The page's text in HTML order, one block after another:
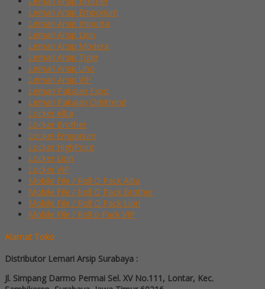
Lemari Arsip Emporium
Lemari Arsip Importa
Lemari Arsip Lion
Lemari Arsip Modera
Lemari Arsip Tiger
Lemari Arsip Uno
Lemari Arsip VIP
Lemari Pakaian Expo
Lemari Pakaian Orbitrend
Locker Alba
Locker Brother
Locker Emporium
Locker HighPoint
Locker Lion
Locker VIP
Mobile File / Roll O Pack Alba
Mobile File / Roll O Pack Brother
Mobile File / Roll O Pack Lion
Mobile File / Roll o Pack VIP
Alamat Toko
Distributor Lemari Arsip Surabaya :
Jl. Simpang Darmo Permai Sel. XV No.111, Lontar, Kec.